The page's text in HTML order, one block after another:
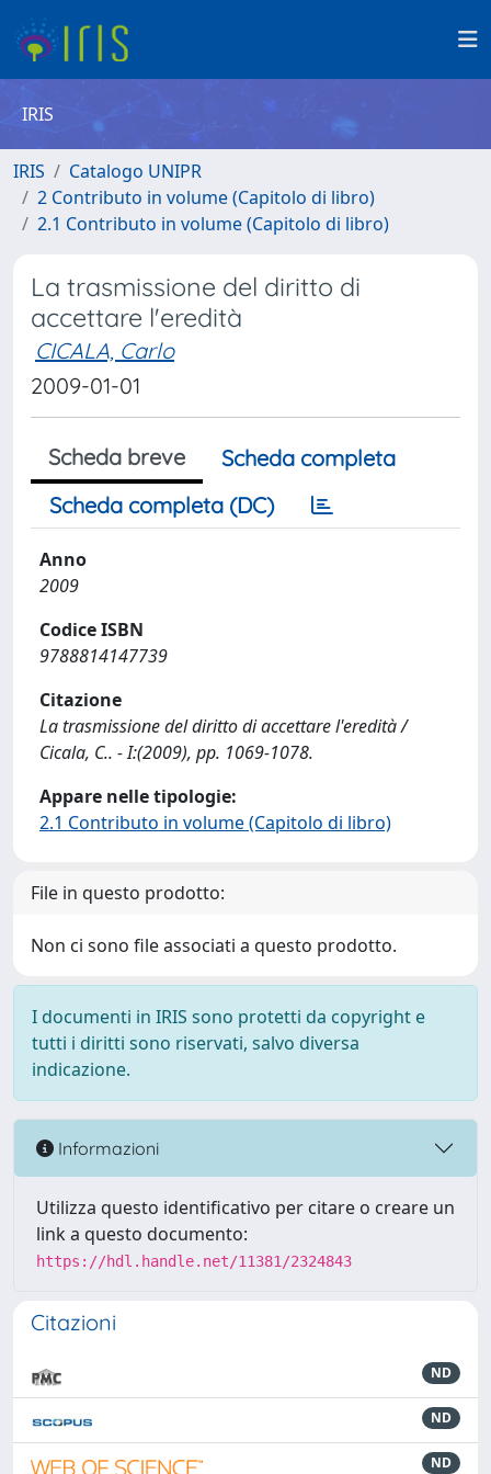
IRIS
IRIS
Catalogo UNIPR
2 Contributo in volume (Capitolo di libro)
2.1 Contributo in volume (Capitolo di libro)
La trasmissione del diritto di
accettare l'eredità
CICALA, Carlo
2009-01-01
Scheda breve
Scheda completa
Scheda completa (DC)
Anno
2009
Codice ISBN
9788814147739
Citazione
La trasmissione del diritto di accettare l'eredità /
Cicala, C.. - I:(2009), pp. 1069-1078.
Appare nelle tipologie:
2.1 Contributo in volume (Capitolo di libro)
File in questo prodotto:
Non ci sono file associati a questo prodotto.
I documenti in IRIS sono protetti da copyright e
tutti i diritti sono riservati, salvo diversa
indicazione.
Informazioni
Utilizza questo identificativo per citare o creare un
link a questo documento:
https://hdl.handle.net/11381/2324843
Citazioni
ND
ND
ND